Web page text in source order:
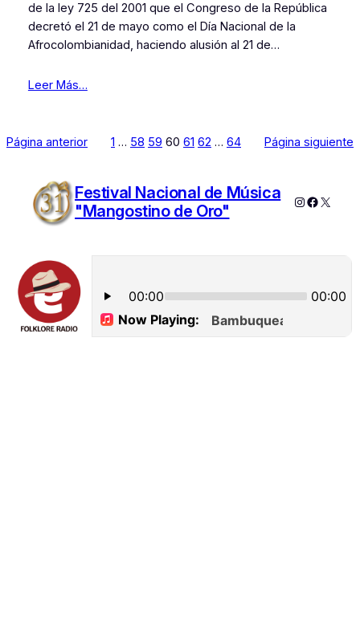
de la ley 725 del 2001 que el Congreso de la República
decretó el 21 de mayo como el Día Nacional de la
Afrocolombianidad, haciendo alusión al 21 de…
Leer Más…
Página anterior 1 … 58 59 60 61 62 … 64 Página siguiente
Festival Nacional de Música
"Mangostino de Oro"
Instagram
X